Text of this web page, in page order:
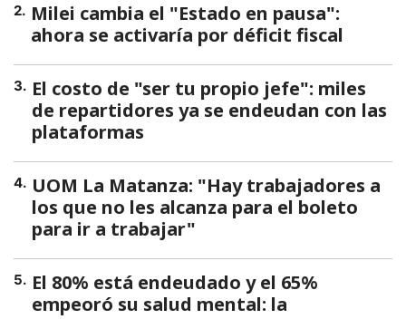
2. Milei cambia el "Estado en pausa":
ahora se activaría por déficit fiscal
3. El costo de "ser tu propio jefe": miles
de repartidores ya se endeudan con las
plataformas
4. UOM La Matanza: "Hay trabajadores a
los que no les alcanza para el boleto
para ir a trabajar"
5. El 80% está endeudado y el 65%
empeoró su salud mental: la